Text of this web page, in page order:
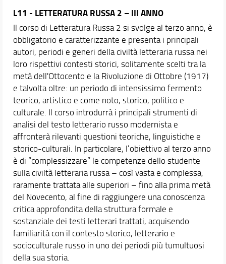
L11 - LETTERATURA RUSSA 2 – III ANNO
Il corso di Letteratura Russa 2 si svolge al terzo anno, è
obbligatorio e caratterizzante e presenta i principali
autori, periodi e generi della civiltà letteraria russa nei
loro rispettivi contesti storici, solitamente scelti tra la
metà dell'Ottocento e la Rivoluzione di Ottobre (1917)
e talvolta oltre: un periodo di intensissimo fermento
teorico, artistico e come noto, storico, politico e
culturale. Il corso introdurrà i principali strumenti di
analisi del testo letterario russo modernista e
affronterà rilevanti questioni teoriche, linguistiche e
storico-culturali. In particolare, l’obiettivo al terzo anno
è di “complessizzare” le competenze dello studente
sulla civiltà letteraria russa – così vasta e complessa,
raramente trattata alle superiori – fino alla prima metà
del Novecento, al fine di raggiungere una conoscenza
critica approfondita della struttura formale e
sostanziale dei testi letterari trattati, acquisendo
familiarità con il contesto storico, letterario e
socioculturale russo in uno dei periodi più tumultuosi
della sua storia.